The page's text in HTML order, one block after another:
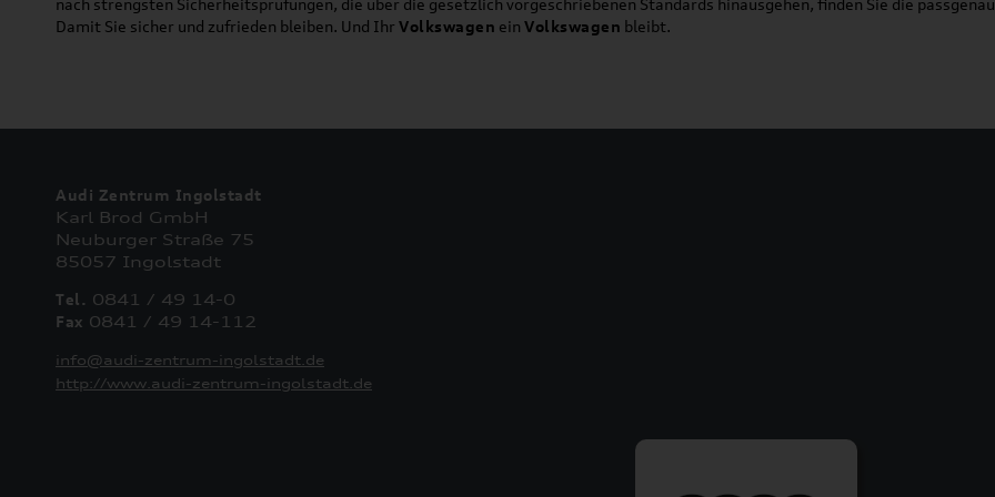
nach strengsten Sicherheitsprüfungen, die über die gesetzlich vorgeschriebenen Standards hinausgehen, finden Sie die
Damit Sie sicher und zufrieden bleiben. Und Ihr Volkswagen ein Volkswagen bleibt.
Audi Zentrum Ingolstadt
Karl Brod GmbH
Neuburger Straße 75
85057 Ingolstadt
Tel. 0841 / 49 14-0
Fax 0841 / 49 14-112
info@audi-zentrum-ingolstadt.de
http://www.audi-zentrum-ingolstadt.de